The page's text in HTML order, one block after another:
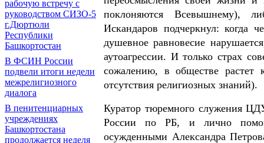
рабочую встречу с
руководством СИЗО-5
г.Дюртюли
Республики
Башкортостан
В ФСИН России
подвели итоги недели
межрелигиозного
диалога
В пенитенциарных
учреждениях
Башкортостана
продолжается неделя
поклоняются Всевышнему),
Искандаров подчеркнул: когда
душевное равновесие
аутоагрессии. И только страх
сожалению, в обществе растет
отсутствия религиозных знаний).
Куратор тюремного служения
России по РБ, и лично
осужденными Александра